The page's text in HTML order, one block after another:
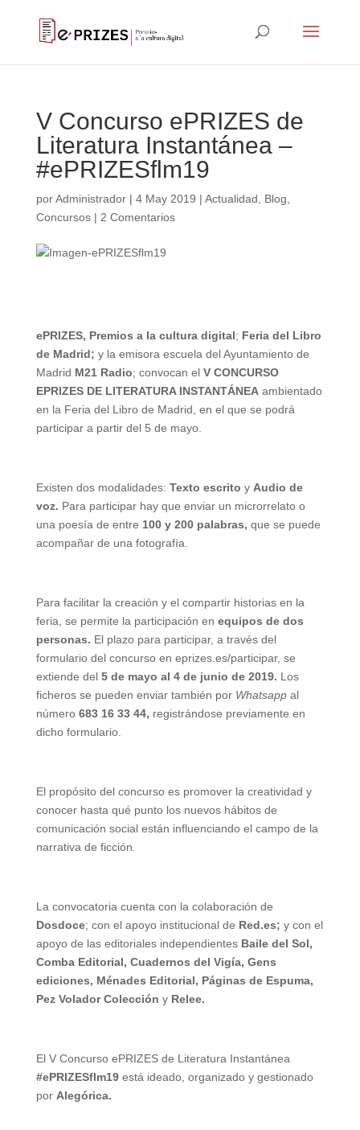
V Concurso ePRIZES de
Literatura Instantánea –
#ePRIZESflm19
porAdministrador| 4 May 2019 | Actualidad Blog
Concursos| 2 Comentarios
ePRIZES, Premios a la cultura digital; Feria del Libro
de Madrid; y la emisora escuela del Ayuntamiento de
Madrid M21 Radio; convocan el V CONCURSO
EPRIZES DE LITERATURA INSTANTÁNEAambientado
en la Feria del Libro de Madrid, en el que se podrá
participar a partir del 5 de mayo.
Existen dos modalidades: Texto escrito y Audio de
voz. Para participar hay que enviar un microrrelato o
una poesía de entre 100 y 200 palabras, que se puede
acompañar de una fotografía.
Para facilitar la creación y el compartir historias en la
feria, se permite la participación en equipos de dos
personas. El plazo para participar, a través del
formulario del concurso en eprizes.es/participar, se
extiende del 5 de mayo al 4 de junio de 2019. Los
ficheros se pueden enviar también por Whatsapp al
número683 16 33 44, registrándose previamente en
dicho formulario.
El propósito del concurso es promover la creatividad y
conocer hasta qué punto los nuevos hábitos de
comunicación social están influenciando el campo de la
narrativa de ficción.
La convocatoria cuenta con la colaboración de
Dosdoce; con el apoyo institucional de Red.es; y con el
apoyo de las editoriales independientes Baile del Sol,
Comba Editorial, Cuadernos del Vigía, Gens
ediciones, Ménades Editorial, Páginas de Espuma,
Pez Volador Colección y Relee.
El V Concurso ePRIZES de Literatura Instantánea
#ePRIZESflm19está ideado, organizado y gestionado
por Alegórica.